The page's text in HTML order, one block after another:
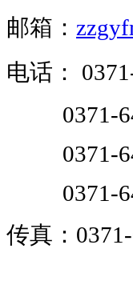
邮箱：
电话：
0371-
0371-
0371-
传真：